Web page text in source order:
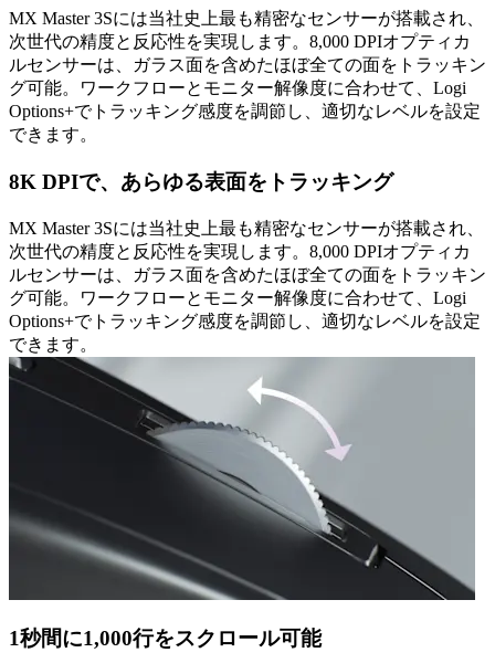
MX Master 3Sには当社史上最も精密なセンサーが搭載され、
次世代の精度と反応性を実現します。8,000 DPIオプティカ
ルセンサーは、ガラス面を含めたほぼ全ての面をトラッキン
グ可能。ワークフローとモニター解像度に合わせて、Logi
Options+でトラッキング感度を調節し、適切なレベルを設定
できます。
8K DPIで、あらゆる表面をトラッキング
MX Master 3Sには当社史上最も精密なセンサーが搭載され、
次世代の精度と反応性を実現します。8,000 DPIオプティカ
ルセンサーは、ガラス面を含めたほぼ全ての面をトラッキン
グ可能。ワークフローとモニター解像度に合わせて、Logi
Options+でトラッキング感度を調節し、適切なレベルを設定
できます。
1秒間に1,000行をスクロール可能